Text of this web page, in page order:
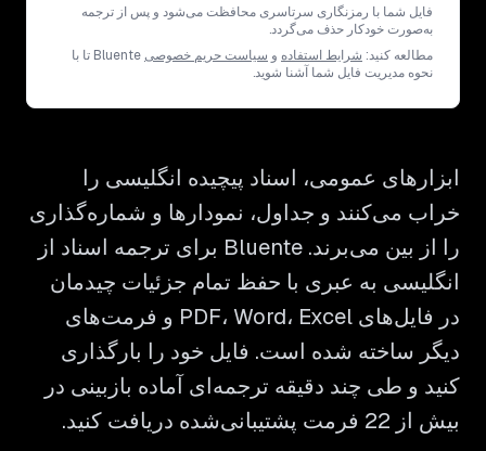
فایل شما با رمزنگاری سرتاسری محافظت می‌شود و پس از ترجمه
به‌صورت خودکار حذف می‌گردد.
مطالعه کنید: شرایط استفاده و سیاست حریم خصوصی
Bluente تا با
نحوه مدیریت فایل شما آشنا شوید.
ابزارهای عمومی، اسناد پیچیده انگلیسی را
خراب می‌کنند و جداول، نمودارها و شماره‌گذاری
را از بین می‌برند. Bluente برای ترجمه اسناد از
انگلیسی به عبری با حفظ تمام جزئیات چیدمان
در فایل‌های PDF، Word، Excel و فرمت‌های
دیگر ساخته شده است. فایل خود را بارگذاری
کنید و طی چند دقیقه ترجمه‌ای آماده بازبینی در
بیش از 22 فرمت پشتیبانی‌شده دریافت کنید.